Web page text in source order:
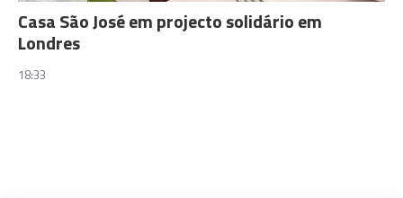
Casa São José em projecto solidário em
Londres
18:33